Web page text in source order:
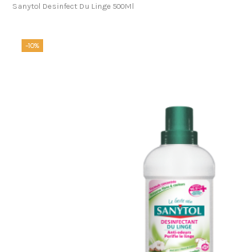
Sanytol Desinfect Du Linge 500Ml
-10%